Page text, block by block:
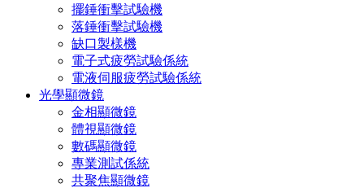
擺錘衝擊試驗機
落錘衝擊試驗機
缺口製樣機
電子式疲勞試驗係統
電液伺服疲勞試驗係統
光學顯微鏡
金相顯微鏡
體視顯微鏡
數碼顯微鏡
專業測試係統
共聚焦顯微鏡